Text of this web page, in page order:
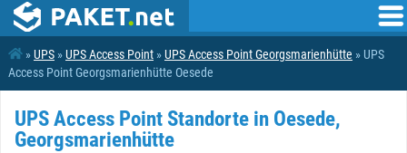
»UPS »UPS Access Point »UPS Access Point Georgsmarienhütte » UPS
Access Point Georgsmarienhütte Oesede
UPS Access Point Standorte in Oesede,
Georgsmarienhütte